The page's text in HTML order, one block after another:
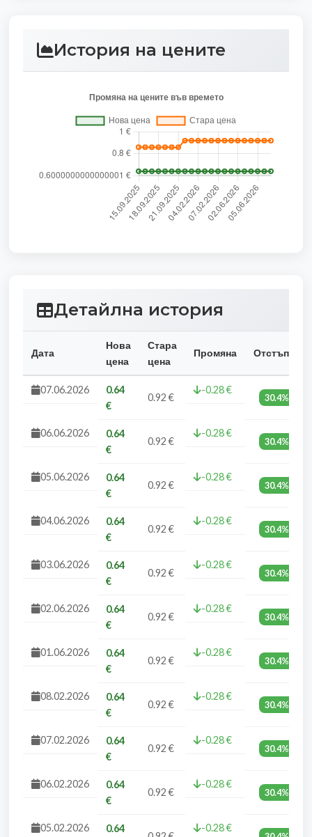
История на цените
Детайлна история
Дата
Нова
цена
Стара
цена
Промяна Отстъпка
07.06.2026
0.64
€
0.92 €
-0.28 €
30.4%
06.06.2026
0.64
€
0.92 €
-0.28 €
30.4%
05.06.2026
0.64
€
0.92 €
-0.28 €
30.4%
04.06.2026
0.64
€
0.92 €
-0.28 €
30.4%
03.06.2026
0.64
€
0.92 €
-0.28 €
30.4%
02.06.2026
0.64
€
0.92 €
-0.28 €
30.4%
01.06.2026
0.64
€
0.92 €
-0.28 €
30.4%
08.02.2026
0.64
€
0.92 €
-0.28 €
30.4%
07.02.2026
0.64
€
0.92 €
-0.28 €
30.4%
06.02.2026
0.64
€
0.92 €
-0.28 €
30.4%
05.02.2026 0.64 -0.28 €